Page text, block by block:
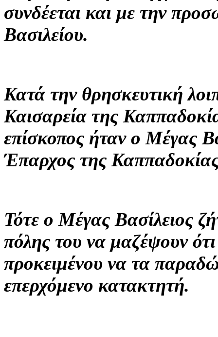
συνδέεται και με την
Βασιλείου.
Κατά την θρησκευτική
Καισαρεία της
επίσκοπος ήταν ο Μέγας
Έπαρχος της
Τότε ο Μέγας Βασίλειος
πόλης του να μαζέψουν
προκειμένου να τα
επερχόμενο κατακτητή.